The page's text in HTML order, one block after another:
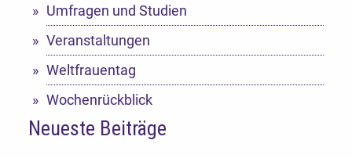
Umfragen und Studien
Veranstaltungen
Weltfrauentag
Wochenrückblick
Neueste Beiträge